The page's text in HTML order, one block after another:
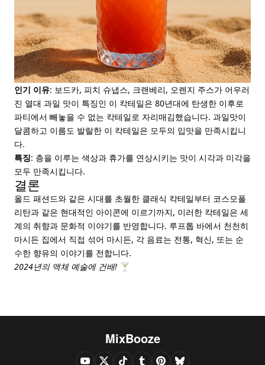
인기 이유: 보드카, 피치 슈냅스, 크랜베리, 오렌지 주스가 어우러
진 열대 과일 맛이 특징인 이 칵테일은 80년대에 탄생한 이후로
파티에서 빼놓을 수 없는 칵테일로 자리매김했습니다. 과일맛이
달콤하고 이름도 발랄한 이 칵테일은 모두의 입맛을 만족시킵니
다.
특징: 층을 이루는 색상과 휴가를 연상시키는 맛이 시각과 미각을
모두 만족시킵니다.
결론
올드 패션드와 같은 시대를 초월한 클래식 칵테일부터 코스모폴
리탄과 같은 현대적인 아이콘에 이르기까지, 이러한 칵테일은 세
계의 취향과 문화적 이야기를 반영합니다. 루프톱 바에서 천천히
마시든 집에서 직접 섞어 마시든, 각 음료는 전통, 혁신, 또는 순
수한 향유의 이야기를 전합니다.
2024년의 액체 예술에 건배! 🍸
MixBooze